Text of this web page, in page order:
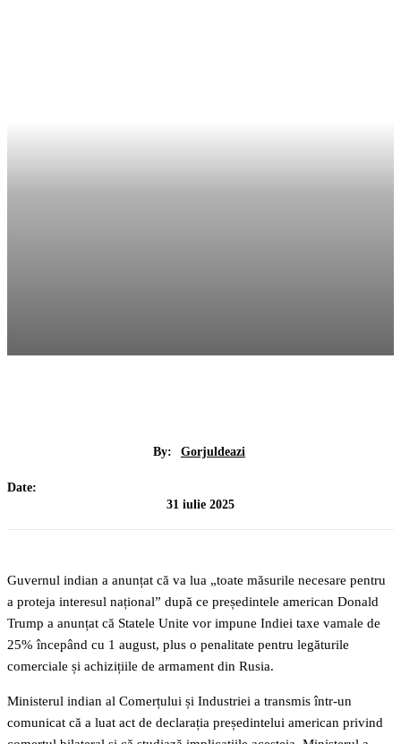
By: Gorjuldeazi
Date:
31 iulie 2025
Guvernul indian a anunțat că va lua „toate măsurile necesare pentru
a proteja interesul național” după ce președintele american Donald
Trump a anunțat că Statele Unite vor impune Indiei taxe vamale de
25% începând cu 1 august, plus o penalitate pentru legăturile
comerciale și achizițiile de armament din Rusia.
Ministerul indian al Comerțului și Industriei a transmis într-un
comunicat că a luat act de declarația președintelui american privind